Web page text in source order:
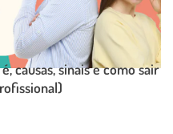
causas, sinais e como sair